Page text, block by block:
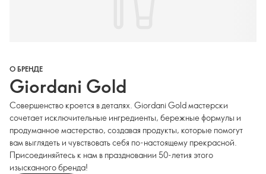
О БРЕНДЕ
Giordani Gold
Совершенство кроется в деталях. Giordani Gold мастерски
сочетает исключительные ингредиенты, бережные формулы и
продуманное мастерство, создавая продукты, которые помогут
вам выглядеть и чувствовать себя по-настоящему прекрасной.
Присоединяйтесь к нам в праздновании 50-летия этого
изысканного бренда!